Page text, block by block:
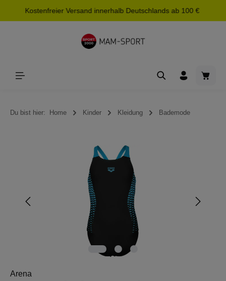
springen
Kostenfreier Versand innerhalb Deutschlands ab 100 €
Du bist hier: Home Kinder Kleidung Bademode
Bildergalerie überspringen
Arena